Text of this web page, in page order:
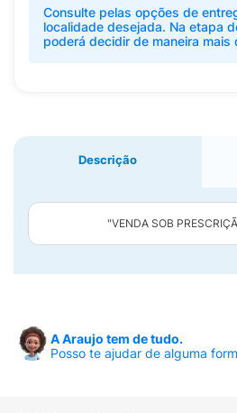
Consulte pelas opções de
localidade desejada. Na etapa
poderá decidir de maneira mais
Descrição
"VENDA SOB
A Araujo tem de tudo.
Posso te ajudar de alguma